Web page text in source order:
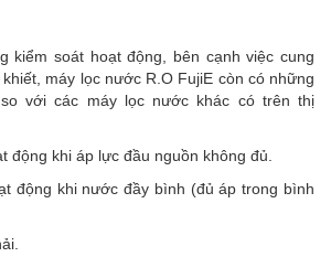
kiểm soát hoạt động, bên cạnh việc cung
máy lọc nước R.O FujiE còn có những
với các máy lọc nước khác có trên thị
động khi áp lực đầu nguồn không đủ.
động khi nước đầy bình (đủ áp trong bình